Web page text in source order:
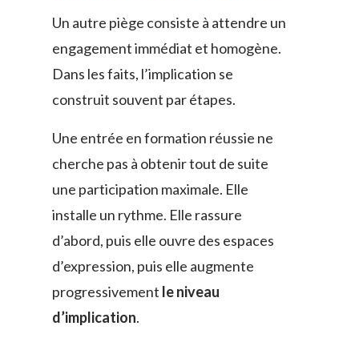
Un autre piège consiste à attendre un
engagement immédiat et homogène.
Dans les faits, l’implication se
construit souvent par étapes.
Une entrée en formation réussie ne
cherche pas à obtenir tout de suite
une participation maximale. Elle
installe un rythme. Elle rassure
d’abord, puis elle ouvre des espaces
d’expression, puis elle augmente
progressivement le niveau
d’implication.